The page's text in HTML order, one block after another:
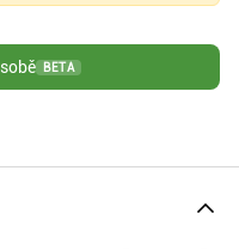
BETA